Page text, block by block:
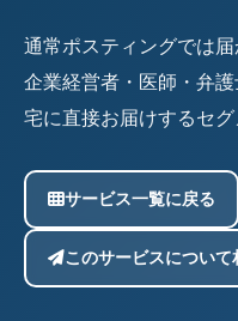
通常ポスティングでは
企業経営者・医師・弁
宅に直接お届けするセグ
サービス一覧に戻る
このサービスについて